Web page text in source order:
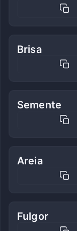
Brisa
Semente
Areia
Fulgor